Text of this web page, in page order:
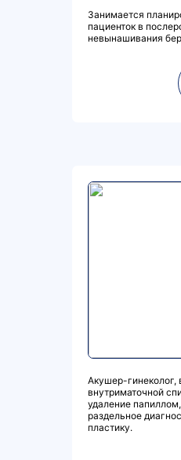
Занимается
пациенток в
невынашивания
Акушер-гинеколог,
внутриматочной
удаление
раздельное
пластику.